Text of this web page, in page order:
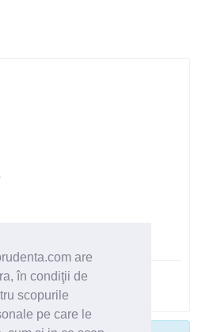
are
în condiţii de
scopurile
pe care le